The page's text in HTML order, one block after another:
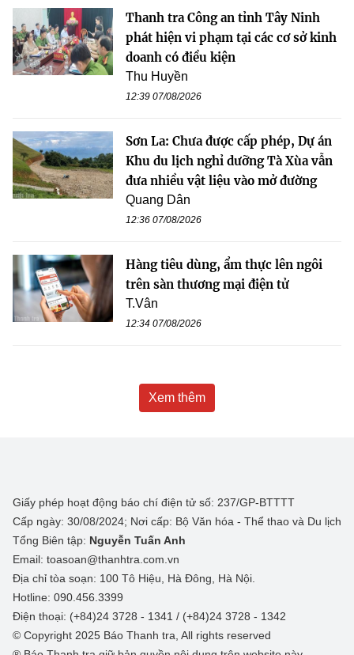
Thanh tra Công an tỉnh Tây Ninh
phát hiện vi phạm tại các cơ sở kinh
doanh có điều kiện
Thu Huyền
12:39 07/08/2026
Sơn La: Chưa được cấp phép, Dự án
Khu du lịch nghỉ dưỡng Tà Xùa vẫn
đưa nhiều vật liệu vào mở đường
Quang Dân
12:36 07/08/2026
Hàng tiêu dùng, ẩm thực lên ngôi
trên sàn thương mại điện tử
T.Vân
12:34 07/08/2026
Xem thêm
Giấy phép hoạt động báo chí điện tử số: 237/GP-BTTTT
Cấp ngày: 30/08/2024; Nơi cấp: Bộ Văn hóa - Thể thao và Du lịch
Tổng Biên tập: Nguyễn Tuấn Anh
Email: toasoan@thanhtra.com.vn
Địa chỉ tòa soạn: 100 Tô Hiệu, Hà Đông, Hà Nội.
Hotline: 090.456.3399
Điện thoại: (+84)24 3728 - 1341 / (+84)24 3728 - 1342
© Copyright 2025 Báo Thanh tra, All rights reserved